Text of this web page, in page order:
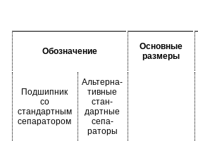
Обозначение
Основные
размеры
Подшипник
со
стандартным
сепаратором
Альтерна-
тивные
стан-
дартные
сепа-
раторы